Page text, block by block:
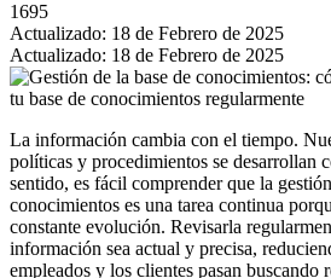
1695
Actualizado: 18 de Febrero de 2025
Actualizado: 18 de Febrero de 2025
La información cambia con el tiempo.
políticas y procedimientos se desarrollan
sentido, es fácil comprender que la
conocimientos es una tarea continua
constante evolución. Revisarla
información sea actual y precisa,
empleados y los clientes pasan buscando